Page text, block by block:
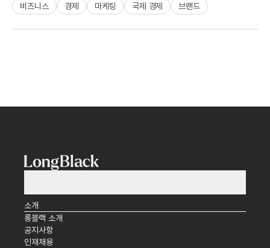
비즈니스 경제 마케팅 국제 경제 브랜드
소개
롱블랙 소개
공지사항
인재채용